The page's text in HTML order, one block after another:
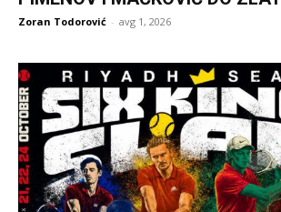
Zoran Todorović - avg 1, 2026